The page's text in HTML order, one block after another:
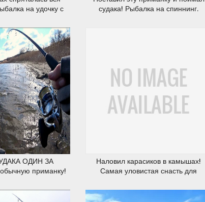
на удочку с
судака! Рыбалка на спиннинг.
ОДИН ЗА
приманку!
Наловил карасиков в камышах!
Самая уловистая снасть для
кивком рулит!
12.03.2020